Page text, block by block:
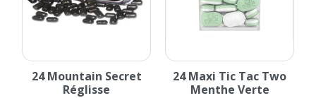
24 Mountain Secret
Réglisse
24 Maxi Tic Tac Two
Menthe Verte